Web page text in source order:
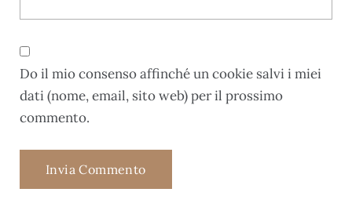
Do il mio consenso affinché un cookie salvi i miei
dati (nome, email, sito web) per il prossimo
commento.